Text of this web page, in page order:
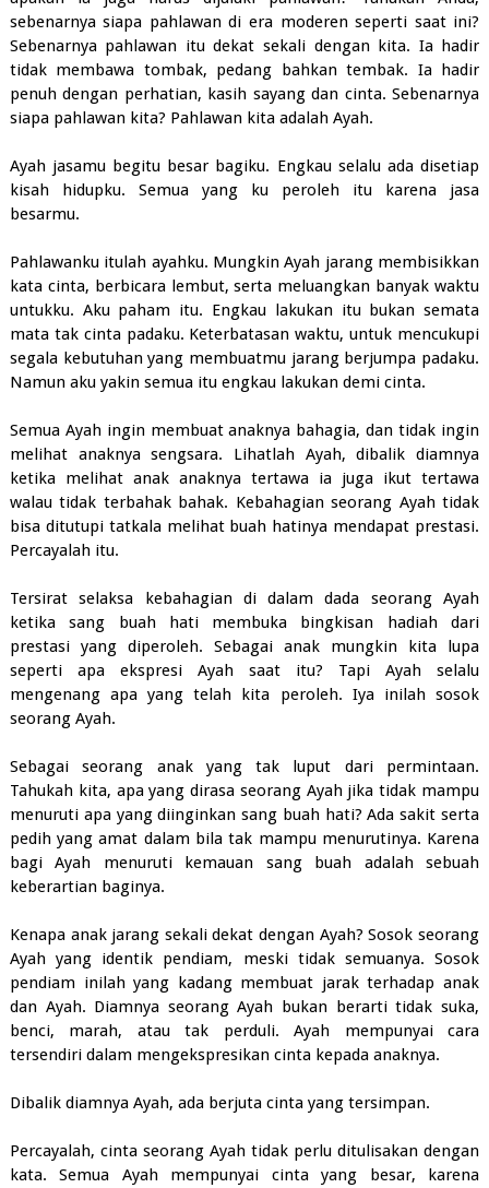
sebenarnya siapa pahlawan di era moderen seperti saat ini?
Sebenarnya pahlawan itu dekat sekali dengan kita. Ia hadir
tidak membawa tombak, pedang bahkan tembak. Ia hadir
penuh dengan perhatian, kasih sayang dan cinta. Sebenarnya
siapa pahlawan kita? Pahlawan kita adalah Ayah.
Ayah jasamu begitu besar bagiku. Engkau selalu ada disetiap
kisah hidupku. Semua yang ku peroleh itu karena jasa
besarmu.
Pahlawanku itulah ayahku. Mungkin Ayah jarang membisikkan
kata cinta, berbicara lembut, serta meluangkan banyak waktu
untukku. Aku paham itu. Engkau lakukan itu bukan semata
mata tak cinta padaku. Keterbatasan waktu, untuk mencukupi
segala kebutuhan yang membuatmu jarang berjumpa padaku.
Namun aku yakin semua itu engkau lakukan demi cinta.
Semua Ayah ingin membuat anaknya bahagia, dan tidak ingin
melihat anaknya sengsara. Lihatlah Ayah, dibalik diamnya
ketika melihat anak anaknya tertawa ia juga ikut tertawa
walau tidak terbahak bahak. Kebahagian seorang Ayah tidak
bisa ditutupi tatkala melihat buah hatinya mendapat prestasi.
Percayalah itu.
Tersirat selaksa kebahagian di dalam dada seorang Ayah
ketika sang buah hati membuka bingkisan hadiah dari
prestasi yang diperoleh. Sebagai anak mungkin kita lupa
seperti apa ekspresi Ayah saat itu? Tapi Ayah selalu
mengenang apa yang telah kita peroleh. Iya inilah sosok
seorang Ayah.
Sebagai seorang anak yang tak luput dari permintaan.
Tahukah kita, apa yang dirasa seorang Ayah jika tidak mampu
menuruti apa yang diinginkan sang buah hati? Ada sakit serta
pedih yang amat dalam bila tak mampu menurutinya. Karena
bagi Ayah menuruti kemauan sang buah adalah sebuah
keberartian baginya.
Kenapa anak jarang sekali dekat dengan Ayah? Sosok seorang
Ayah yang identik pendiam, meski tidak semuanya. Sosok
pendiam inilah yang kadang membuat jarak terhadap anak
dan Ayah. Diamnya seorang Ayah bukan berarti tidak suka,
benci, marah, atau tak perduli. Ayah mempunyai cara
tersendiri dalam mengekspresikan cinta kepada anaknya.
Dibalik diamnya Ayah, ada berjuta cinta yang tersimpan.
Percayalah, cinta seorang Ayah tidak perlu ditulisakan dengan
kata. Semua Ayah mempunyai cinta yang besar, karena